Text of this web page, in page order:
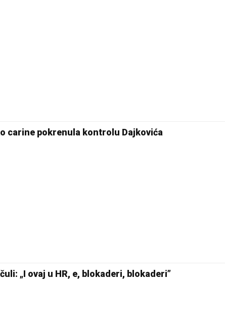
carine pokrenula kontrolu Dajkovića
„I ovaj u HR, e, blokaderi, blokaderi”